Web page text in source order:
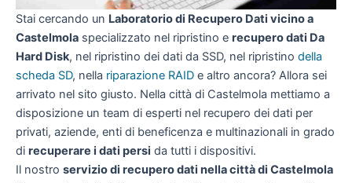
Stai cercando un Laboratorio di Recupero Dati vicino a
Castelmola specializzato nel ripristino e recupero dati Da
Hard Disk, nel ripristino dei dati da SSD, nel ripristino della
scheda SD, nella riparazione RAID e altro ancora? Allora sei
arrivato nel sito giusto. Nella città di Castelmola mettiamo a
disposizione un team di esperti nel recupero dei dati per
privati, aziende, enti di beneficenza e multinazionali in grado
di recuperare i dati persi da tutti i dispositivi.
Il nostro servizio di recupero dati nella città di Castelmola